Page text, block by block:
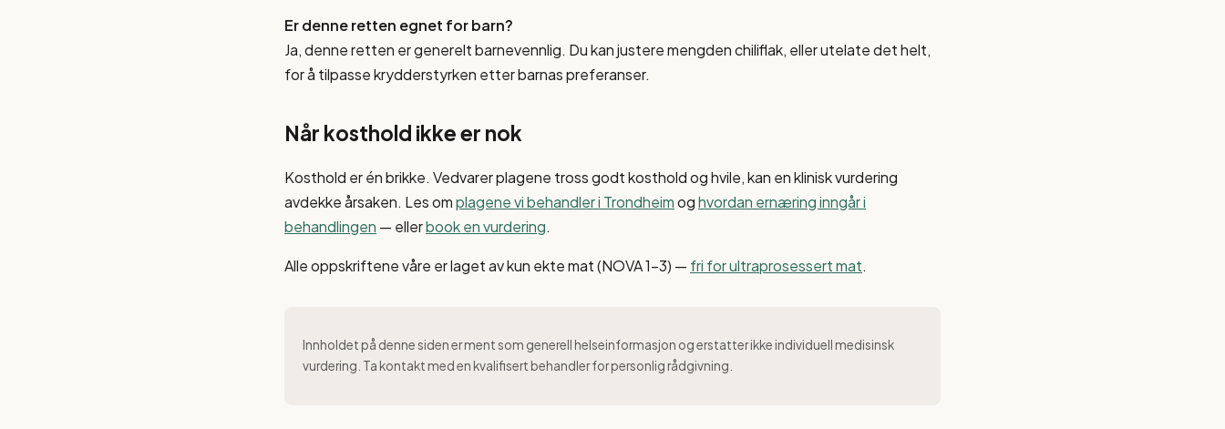
Er denne retten egnet for barn?
Ja, denne retten er generelt barnevennlig. Du kan justere mengden chiliflak, eller utelate det helt,
for å tilpasse krydderstyrken etter barnas preferanser.
Når kosthold ikke er nok
Kosthold er én brikke. Vedvarer plagene tross godt kosthold og hvile, kan en klinisk vurdering
avdekke årsaken. Les omplagene vi behandler i Trondheimoghvordan ernæring inngår i
behandlingen — ellerbook en vurdering.
Alle oppskriftene våre er laget av kun ekte mat (NOVA 1–3) — fri for ultraprosessert mat.
Innholdet på denne siden er ment som generell helseinformasjon og erstatter ikke individuell medisinsk
vurdering. Ta kontakt med en kvalifisert behandler for personlig rådgivning.